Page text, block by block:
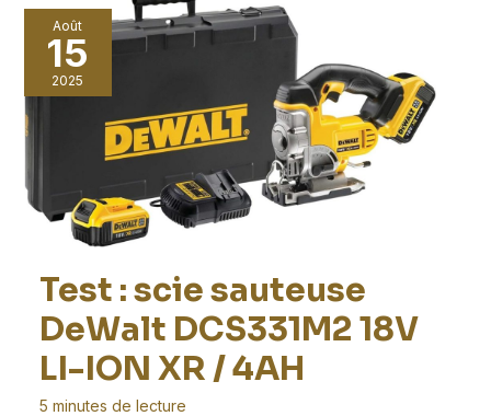
souvent
Août
15
2025
Test : scie sauteuse
DeWalt DCS331M2 18V
LI-ION XR / 4AH
5 minutes de lecture